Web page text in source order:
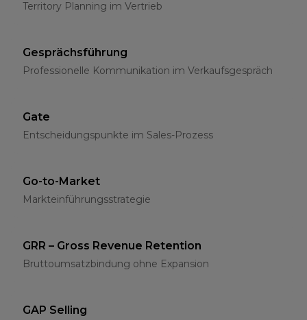
Territory Planning im Vertrieb
Gesprächsführung
Professionelle Kommunikation im Verkaufsgespräch
Gate
Entscheidungspunkte im Sales-Prozess
Go-to-Market
Markteinführungsstrategie
GRR – Gross Revenue Retention
Bruttoumsatzbindung ohne Expansion
GAP Selling